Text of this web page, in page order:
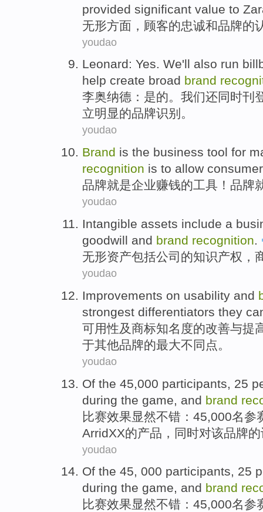
provided significant value to
无形方面 ， 顾客的忠诚和品牌的
youdao
Leonard: Yes. We'll also run
help create broad brand
李奥纳德 ： 是的。 我们还同时刊
立明显的品牌识别 。
youdao
Brand is the business tool for
recognition is to allow
品牌就是企业赚钱的工具 ！品牌
youdao
Intangible assets include a
goodwill and brand recognition.
无形资产包括公司 的知识产权 ，
youdao
Improvements on usability and
strongest differentiators they
可用性及商标知名度的改善与提
于其他品牌的最大不同点。
youdao
Of the 45,000 participants , 25
during the game and brand
比赛效果显然不错：45,000名参
ArridXX的产品， 同时对该品牌的
youdao
Of the 45, 000 participants, 25
during the game, and brand
比赛效果显然不错：45,000名参